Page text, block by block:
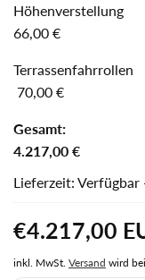
66,00 €
70,00 €
4.217,00 €
Lieferzeit:
Normaler
Preis
€4.217,00
inkl. MwSt. Versand wird